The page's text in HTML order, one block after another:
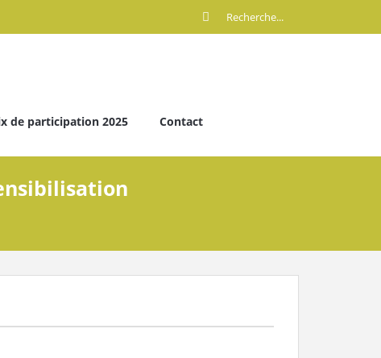
de participation 2025 Contact